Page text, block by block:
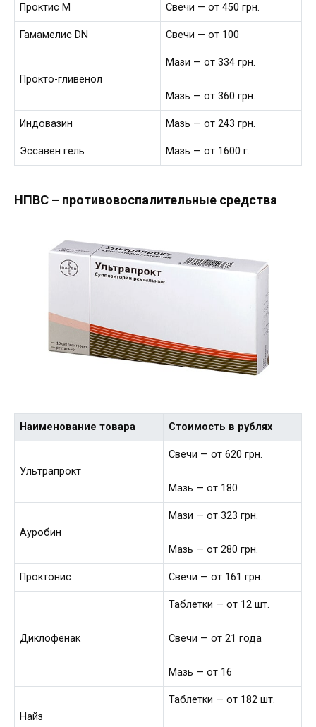
Проктис М Свечи — от 450 грн.
Гамамелис DN Свечи — от 100
Прокто-гливенол
Мази — от 334 грн.
Мазь — от 360 грн.
Индовазин Мазь — от 243 грн.
Эссавен гель Мазь — от 1600 г.
НПВС – противовоспалительные средства
Наименование товара Стоимость в рублях
Ультрапрокт
Свечи — от 620 грн.
Мазь — от 180
Ауробин
Мази — от 323 грн.
Мазь — от 280 грн.
Проктонис Свечи — от 161 грн.
Диклофенак
Таблетки — от 12 шт.
Свечи — от 21 года
Мазь — от 16
Найз
Таблетки — от 182 шт.